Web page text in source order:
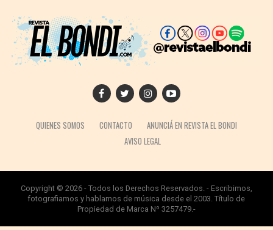
QUIENES SOMOS CONTACTO
ANUNCIÁ EN REVISTA EL BONDI
AVISO LEGAL
Copyright © 2026 - Todos los Derechos Reservados. - Escribimos,
fotografiamos y hablamos de música desde el 2003. Título de
Propiedad de Marca Nº 3257479.-